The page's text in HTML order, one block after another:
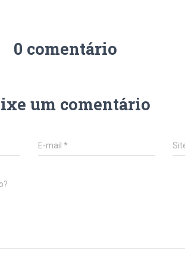
0 comentário
um comentário
E-mail*